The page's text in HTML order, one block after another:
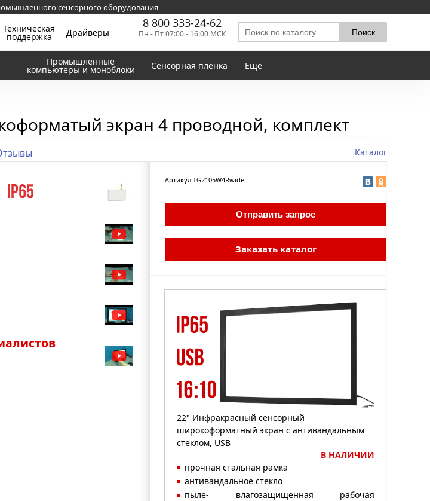
сенсорного оборудования
Техническая
поддержка Драйверы
8 800 333-24-62
Пн - Пт 07:00 - 16:00 МСК
Промышленные
компьютеры и моноблоки Сенсорная пленка Еще
экран 4 проводной, комплект
Каталог
Артикул TG2105W4Rwide
Отправить запрос
Заказать каталог
22" Инфракрасный сенсорный
широкоформатный экран с антивандальным
стеклом, USB
В НАЛИЧИИ
прочная стальная рамка
антивандальное стекло
пыле- влагозащищенная рабочая